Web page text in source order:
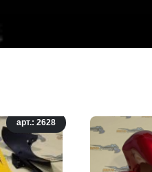
арт.: 2628